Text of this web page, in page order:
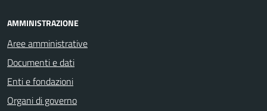
AMMINISTRAZIONE
Aree amministrative
Documenti e dati
Enti e fondazioni
Organi di governo